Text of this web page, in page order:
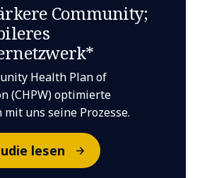
Community;
Health Plan of
(CHPW) optimierte
mit uns seine Prozesse.
lesen